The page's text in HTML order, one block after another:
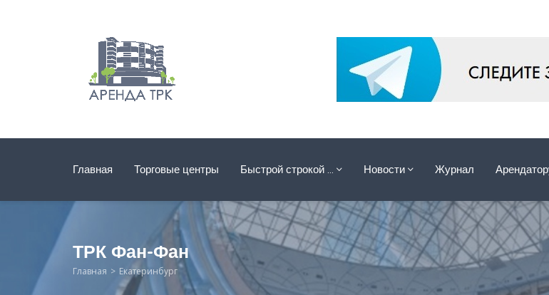
Главная Торговые центры Быстрой строкой … Новости Журнал
ТРК Фан-Фан
Главная Екатеринбург